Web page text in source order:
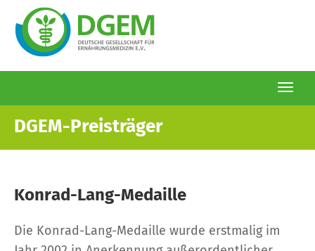
zumDGEM-Preisträger
Konrad-Lang-Medaille
Die Konrad-Lang-Medaille wurde erstmalig im